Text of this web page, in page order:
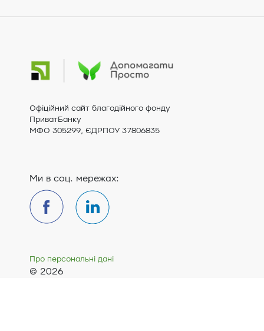
Офіційний сайт благодійного фонду
ПриватБанку
МФО 305299, ЄДРПОУ 37806835
Ми в соц. мережах:
Про персональні дані
© 2026